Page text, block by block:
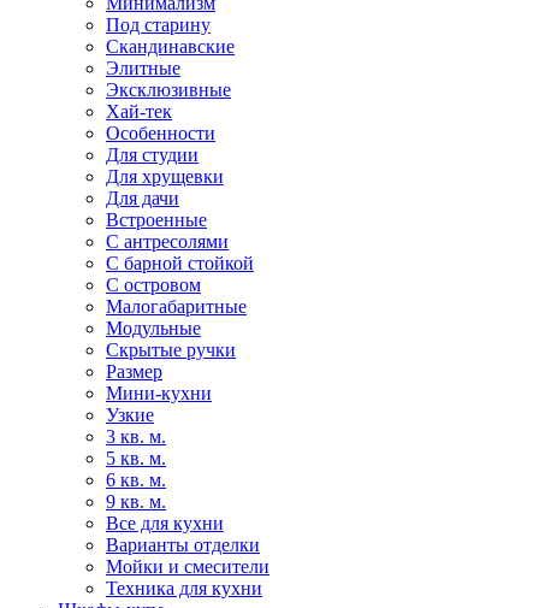
Под старину
Скандинавские
Элитные
Эксклюзивные
Хай-тек
Особенности
Для студии
Для хрущевки
Для дачи
Встроенные
С антресолями
С барной стойкой
С островом
Малогабаритные
Модульные
Скрытые ручки
Размер
Мини-кухни
Узкие
3 кв. м.
5 кв. м.
6 кв. м.
9 кв. м.
Все для кухни
Варианты отделки
Мойки и смесители
Техника для кухни